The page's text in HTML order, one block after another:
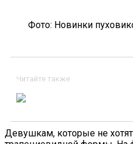
Фото: Новинки
Читайте также
Девушкам, которые не